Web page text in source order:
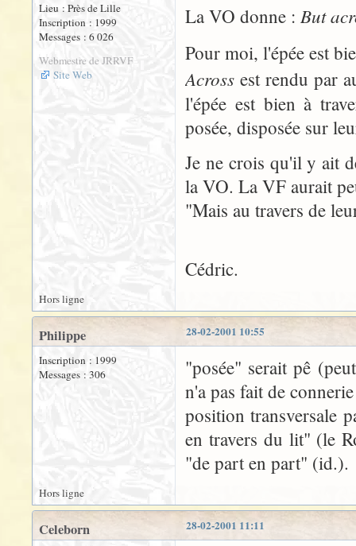
Lieu : Près de Lille
Inscription : 1999
Messages : 6 026
Webmestre de JRRVF
Site Web
La VO donne : But
Pour moi, l'épée est
Across est rendu par
l'épée est bien à
posée, disposée sur
Je ne crois qu'il y ait
la VO. La VF aurait
"Mais au travers de
Cédric.
Hors ligne
28-02-2001 10:55
Philippe
Inscription : 1999
Messages : 306
"posée" serait pê
n'a pas fait de
position transversale
en travers du lit" (le
"de part en part" (id.).
Hors ligne
28-02-2001 11:11
Celeborn